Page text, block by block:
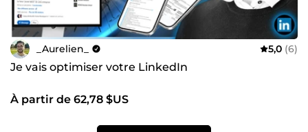
_Aurelien_ 5,0 (6)
Je vais optimiser votre LinkedIn
À partir de 62,78 $US